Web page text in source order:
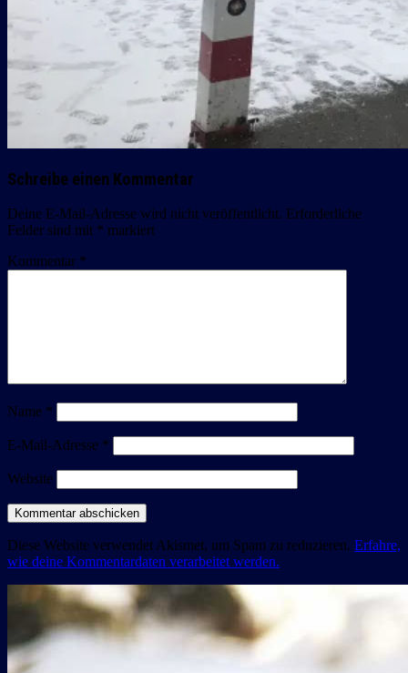
Schreibe einen Kommentar
Deine E-Mail-Adresse wird nicht veröffentlicht. Erforderliche
Felder sind mit * markiert
Kommentar *
Name *
E-Mail-Adresse *
Website
Diese Website verwendet Akismet, um Spam zu reduzieren. Erfahre,
wie deine Kommentardaten verarbeitet werden.